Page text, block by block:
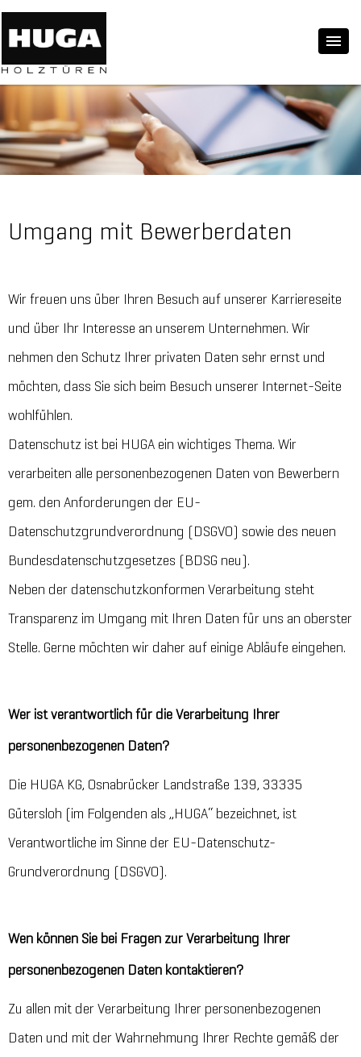
Umgang mit Bewerberdaten
Wir freuen uns über Ihren Besuch auf unserer Karriereseite
und über Ihr Interesse an unserem Unternehmen. Wir
nehmen den Schutz Ihrer privaten Daten sehr ernst und
möchten, dass Sie sich beim Besuch unserer Internet-Seite
wohlfühlen.
Datenschutz ist bei HUGA ein wichtiges Thema. Wir
verarbeiten alle personenbezogenen Daten von Bewerbern
gem. den Anforderungen der EU-
Datenschutzgrundverordnung (DSGVO) sowie des neuen
Bundesdatenschutzgesetzes (BDSG neu).
Neben der datenschutzkonformen Verarbeitung steht
Transparenz im Umgang mit Ihren Daten für uns an oberster
Stelle. Gerne möchten wir daher auf einige Abläufe eingehen.
Wer ist verantwortlich für die Verarbeitung Ihrer
personenbezogenen Daten?
Die HUGA KG, Osnabrücker Landstraße 139, 33335
Gütersloh (im Folgenden als „HUGA“ bezeichnet, ist
Verantwortliche im Sinne der EU-Datenschutz-
Grundverordnung (DSGVO).
Wen können Sie bei Fragen zur Verarbeitung Ihrer
personenbezogenen Daten kontaktieren?
Zu allen mit der Verarbeitung Ihrer personenbezogenen
Daten und mit der Wahrnehmung Ihrer Rechte gemäß der